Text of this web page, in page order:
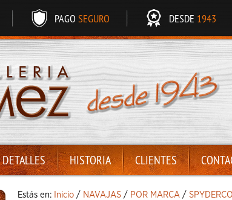
PAGO SEGURO DESDE 1943
DETALLES HISTORIA CLIENTES
Estás en: Inicio / NAVAJAS / POR MARCA / SPYDERCO